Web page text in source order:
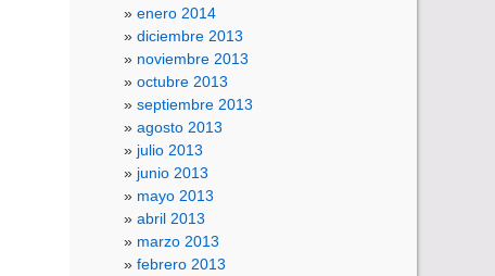
enero 2014
diciembre 2013
noviembre 2013
octubre 2013
septiembre 2013
agosto 2013
julio 2013
junio 2013
mayo 2013
abril 2013
marzo 2013
febrero 2013